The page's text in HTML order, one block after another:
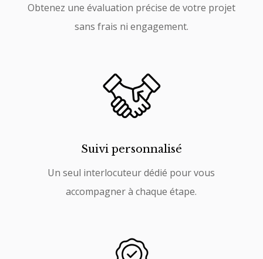
Obtenez une évaluation précise de votre projet
sans frais ni engagement.
Suivi personnalisé
Un seul interlocuteur dédié pour vous
accompagner à chaque étape.